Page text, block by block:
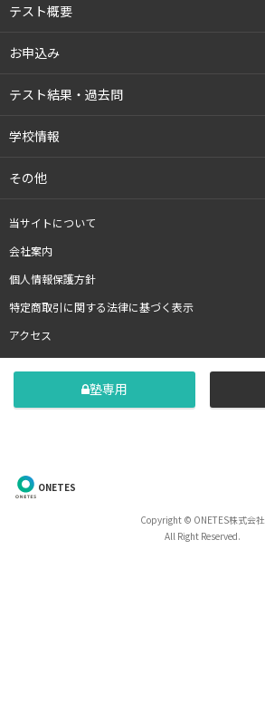
テスト概要
お申込み
テスト結果・過去問
学校情報
その他
当サイトについて
会社案内
個人情報保護方針
特定商取引に関する法律に基づく表示
アクセス
塾専用
ONETES
Copyright © ONETES株式会社
All Right Reserved.